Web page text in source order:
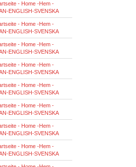
- Home -Hem -
ENGLISH-SVENSKA
- Home -Hem -
ENGLISH-SVENSKA
- Home -Hem -
ENGLISH-SVENSKA
- Home -Hem -
ENGLISH-SVENSKA
- Home -Hem -
ENGLISH-SVENSKA
- Home -Hem -
ENGLISH-SVENSKA
- Home -Hem -
ENGLISH-SVENSKA
- Home -Hem -
ENGLISH-SVENSKA